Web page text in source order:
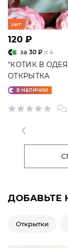
хит
120 ₽
за 30 ₽ x 4
"КОТИК В
ОТКРЫТКА
в наличии
ДОБАВЬТЕ
Открытки